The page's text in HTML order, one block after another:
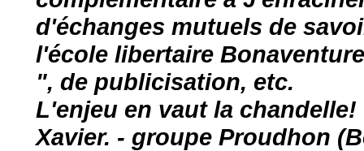
d'échanges mutuels de
l'école libertaire
", de publicisation, etc.
L'enjeu en vaut la chandelle!
Xavier. - groupe Proudhon